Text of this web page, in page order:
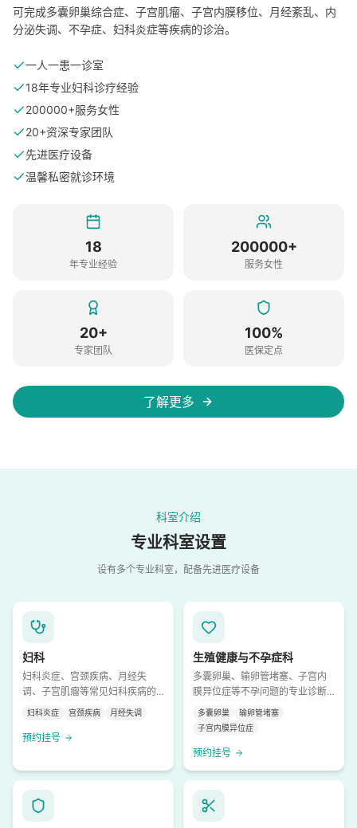
可完成多囊卵巢综合症、子宫肌瘤、子宫内膜移位、月经紊乱、内
分泌失调、不孕症、妇科炎症等疾病的诊治。
一人一患一诊室
18年专业妇科诊疗经验
200000+服务女性
20+资深专家团队
先进医疗设备
温馨私密就诊环境
18
年专业经验
200000+
服务女性
20+
专家团队
100%
医保定点
了解更多
科室介绍
专业科室设置
设有多个专业科室，配备先进医疗设备
妇科
妇科炎症、宫颈疾病、月经失
调、子宫肌瘤等常见妇科疾病的
诊断与治疗
妇科炎症 宫颈疾病 月经失调
预约挂号
生殖健康与不孕症科
多囊卵巢、输卵管堵塞、子宫内
膜异位症等不孕问题的专业诊断
与治疗
多囊卵巢
输卵管堵塞
子宫内膜异位症
预约挂号